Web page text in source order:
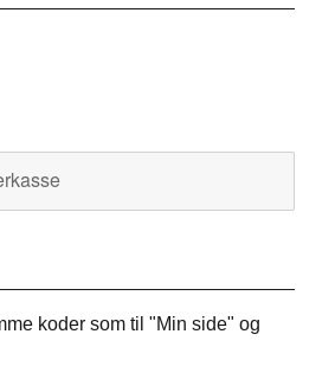
koder som til "Min side" og